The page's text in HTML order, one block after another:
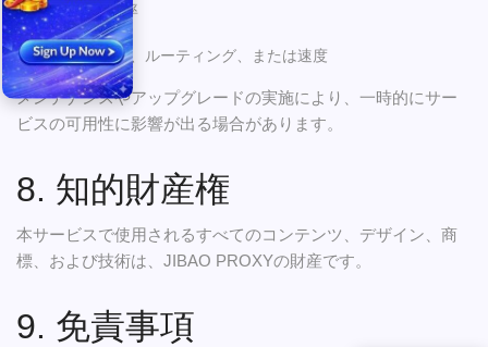
100%の稼働率
接続の無中断
特定の帯域幅、ルーティング、または速度
メンテナンスやアップグレードの実施により、一時的にサー
ビスの可用性に影響が出る場合があります。
8. 知的財産権
本サービスで使用されるすべてのコンテンツ、デザイン、商
標、および技術は、JIBAO PROXYの財産です。
9. 免責事項